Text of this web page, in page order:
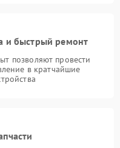
и быстрый ремонт
позволяют провести
в кратчайшие